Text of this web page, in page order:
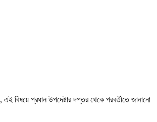
বিষয়ে প্রধান উপদেষ্টার দপ্তর থেকে পরবর্তীতে জানানো